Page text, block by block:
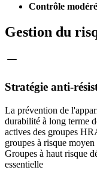
Contrôle
Gestion du
Stratégie anti-
La prévention de
durabilité à long terme
actives des groupes
groupes à risque
Groupes à haut risque
essentielle